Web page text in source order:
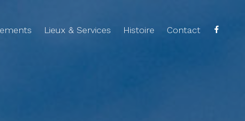
Lieux & Services Histoire Contact